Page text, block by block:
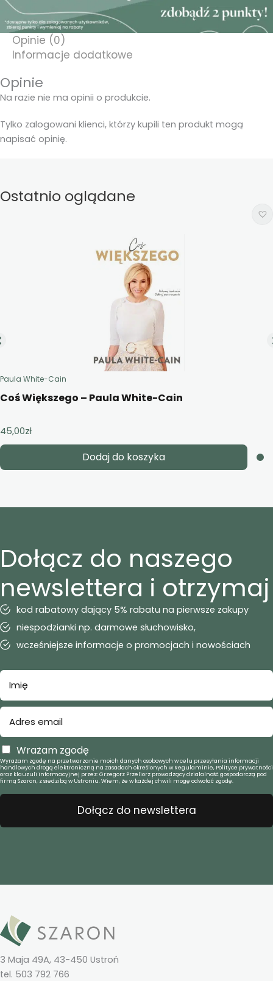
Opinie (0)
Informacje dodatkowe
Opinie
Na razie nie ma opinii o produkcie.
Tylko zalogowani klienci, którzy kupili ten produkt mogą
napisać opinię.
Ostatnio oglądane
Paula White-Cain
Coś Większego – Paula White-Cain
45,00zł
Dodaj do koszyka
Dołącz do naszego
newslettera i otrzymaj
kod rabatowy dający 5% rabatu na pierwsze zakupy
niespodzianki np. darmowe słuchowisko,
wcześniejsze informacje o promocjach i nowościach
Wrażam zgodę
Wyrażam zgodę na przetwarzanie moich danych osobowych w celu przesyłania informacji
handlowych drogą elektroniczną na zasadach określonych w Regulaminie, Polityce prywatności
oraz klauzuli informacyjnej przez: Grzegorz Przeliorz prowadzący działalność gospodarczą pod
firmą Szaron, z siedzibą w Ustroniu. Wiem, że w każdej chwili mogę odwołać zgodę.
Dołącz do newslettera
3 Maja 49A, 43-450 Ustroń
tel. 503 792 766